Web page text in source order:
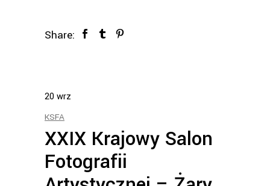
Share:
20wrz
KSFA
XXIX Krajowy Salon
Fotografii